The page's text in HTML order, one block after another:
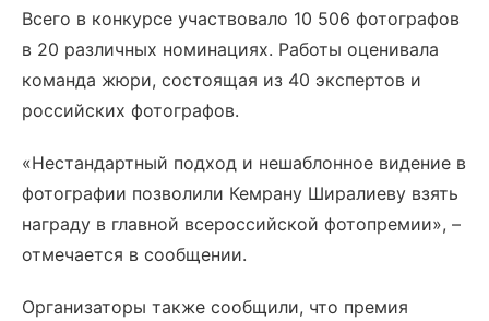
Всего в конкурсе участвовало 10 506 фотографов
в 20 различных номинациях. Работы оценивала
команда жюри, состоящая из 40 экспертов и
российских фотографов.
«Нестандартный подход и нешаблонное видение в
фотографии позволили Кемрану Ширалиеву взять
награду в главной всероссийской фотопремии», –
отмечается в сообщении.
Организаторы также сообщили, что премия